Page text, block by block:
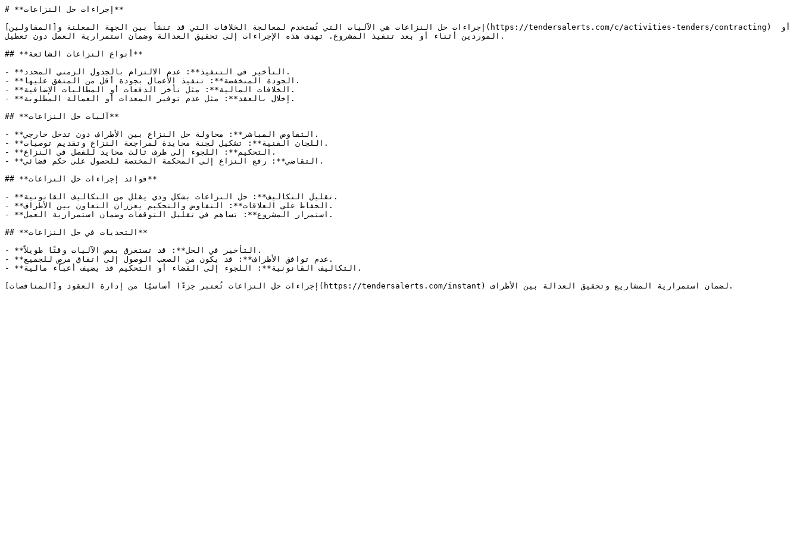
# **إجراءات حل النزاعات**
إجراءات حل النزاعات هي الآليات التي تُستخدم لمعالجة الخلافات التي قد تنشأ بين الجهة المعلنة و[المقاولين](https://tendersalerts.com/c/activities-tenders/contracting) أو
الموردين أثناء أو بعد تنفيذ المشروع. تهدف هذه الإجراءات إلى تحقيق العدالة وضمان استمرارية العمل دون تعطيل.
## **أنواع النزاعات الشائعة**
- **التأخير في التنفيذ**: عدم الالتزام بالجدول الزمني المحدد.
- **الجودة المنخفضة**: تنفيذ الأعمال بجودة أقل من المتفق عليها.
- **الخلافات المالية**: مثل تأخر الدفعات أو المطالبات الإضافية.
- **إخلال بالعقد**: مثل عدم توفير المعدات أو العمالة المطلوبة.
## **آليات حل النزاعات**
- **التفاوض المباشر**: محاولة حل النزاع بين الأطراف دون تدخل خارجي.
- **اللجان الفنية**: تشكيل لجنة محايدة لمراجعة النزاع وتقديم توصيات.
- **التحكيم**: اللجوء إلى طرف ثالث محايد للفصل في النزاع.
- **التقاضي**: رفع النزاع إلى المحكمة المختصة للحصول على حكم قضائي.
## **فوائد إجراءات حل النزاعات**
- **تقليل التكاليف**: حل النزاعات بشكل ودي يقلل من التكاليف القانونية.
- **الحفاظ على العلاقات**: التفاوض والتحكيم يعززان التعاون بين الأطراف.
- **استمرار المشروع**: تساهم في تقليل التوقفات وضمان استمرارية العمل.
## **التحديات في حل النزاعات**
- **التأخير في الحل**: قد تستغرق بعض الآليات وقتًا طويلاً.
- **عدم توافق الأطراف**: قد يكون من الصعب الوصول إلى اتفاق مرضٍ للجميع.
- **التكاليف القانونية**: اللجوء إلى القضاء أو التحكيم قد يضيف أعباء مالية.
إجراءات حل النزاعات تُعتبر جزءًا أساسيًا من إدارة العقود و[المناقصات](https://tendersalerts.com/instant) لضمان استمرارية المشاريع وتحقيق العدالة بين الأطراف.